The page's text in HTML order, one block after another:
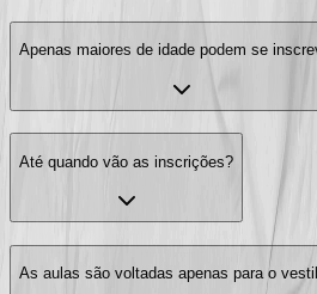
Apenas maiores de idade podem se
Até quando vão as inscrições?
As aulas são voltadas apenas para o